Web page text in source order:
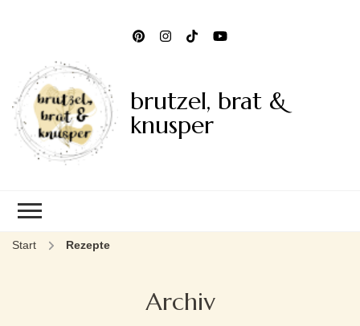
brutzel, brat &
knusper
Start Rezepte
Archiv